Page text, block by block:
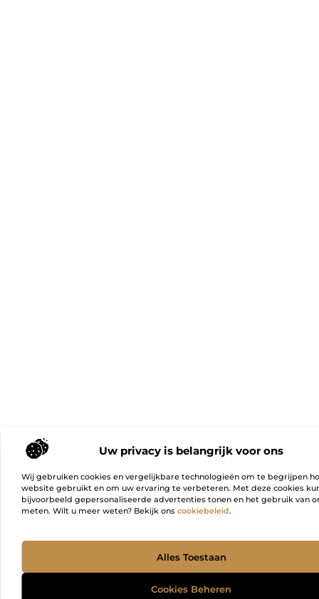
Uw privacy is belangrijk voor ons
Wij gebruiken cookies en vergelijkbare technologieën om te begrijpen
website gebruikt en om uw ervaring te verbeteren. Met deze cookies
bijvoorbeeld gepersonaliseerde advertenties tonen en het gebruik van
meten. Wilt u meer weten? Bekijk ons cookiebeleid.
Alles Toestaan
Cookies Beheren